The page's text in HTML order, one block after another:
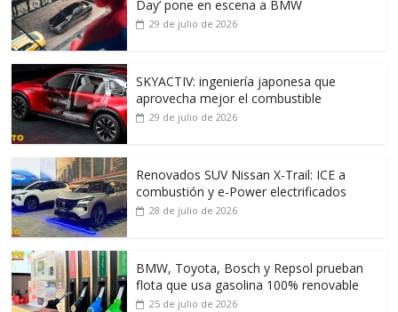
Day’ pone en escena a BMW
29 de julio de 2026
SKYACTIV: ingeniería japonesa que
aprovecha mejor el combustible
29 de julio de 2026
Renovados SUV Nissan X-Trail: ICE a
combustión y e-Power electrificados
28 de julio de 2026
BMW, Toyota, Bosch y Repsol prueban
flota que usa gasolina 100% renovable
25 de julio de 2026